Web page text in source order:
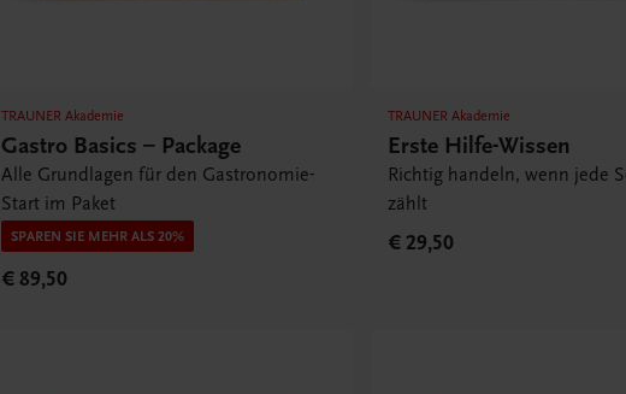
TRAUNER Akademie
Gastro Basics – Package
Alle Grundlagen für den Gastronomie-
Start im Paket
SPAREN SIE MEHR ALS 20%
€ 89,50
TRAUNER Akademie
Erste Hilfe-Wissen
Richtig handeln, wenn jede
zählt
€ 29,50